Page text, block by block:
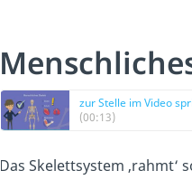
zur Stelle im Video
(00:13)
Das Skelettsystem